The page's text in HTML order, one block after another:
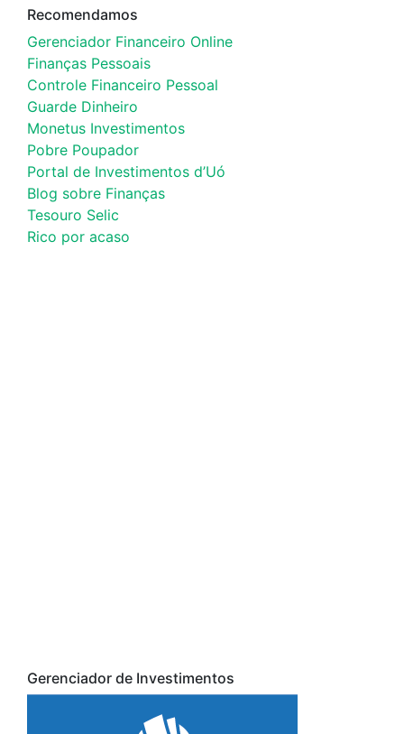
Recomendamos
Gerenciador Financeiro Online
Finanças Pessoais
Controle Financeiro Pessoal
Guarde Dinheiro
Monetus Investimentos
Pobre Poupador
Portal de Investimentos d’Uó
Blog sobre Finanças
Tesouro Selic
Rico por acaso
Gerenciador de Investimentos